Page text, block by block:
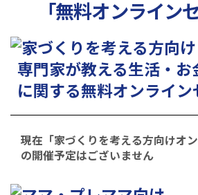
「無料オンライン
専門家が教える生活・
に関する無料オンライン
現在「家づくりを考える方向けオ
の開催予定はございません